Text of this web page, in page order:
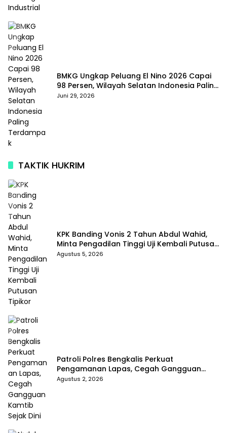
BMKG Ungkap Peluang El Nino 2026 Capai
98 Persen, Wilayah Selatan Indonesia Paling
Terdampak
Juni 29, 2026
TAKTIK HUKRIM
KPK Banding Vonis 2 Tahun Abdul Wahid,
Minta Pengadilan Tinggi Uji Kembali Putusan
Tipikor
Agustus 5, 2026
Patroli Polres Bengkalis Perkuat
Pengamanan Lapas, Cegah Gangguan
Kamtib Sejak Dini
Agustus 2, 2026